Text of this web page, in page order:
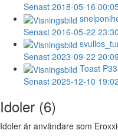
Senast 2018-05-16
Senast 2016-05-22 23:30
Senast 2023-09-22 20:09
Toast
Senast 2025-12-10 19:02
Idoler (6)
Idoler är användare som